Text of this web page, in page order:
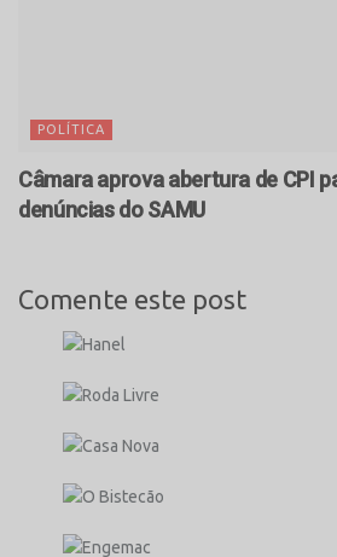
POLÍTICA
Câmara aprova abertura de CPI
denúncias do SAMU
Comente este post